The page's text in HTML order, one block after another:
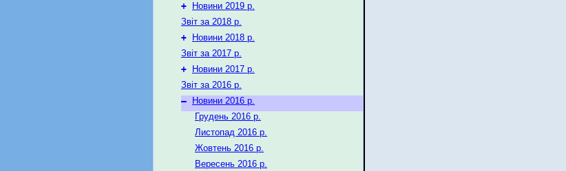
+
Новини 2019 р.
Звіт за 2018 р.
+
Новини 2018 р.
Звіт за 2017 р.
+
Новини 2017 р.
Звіт за 2016 р.
–
Новини 2016 р.
Грудень 2016 р.
Листопад 2016 р.
Жовтень 2016 р.
Вересень 2016 р.